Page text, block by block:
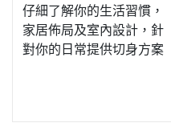
仔細了解你的生活習慣，
家居佈局及室內設計，針
對你的日常提供切身方案